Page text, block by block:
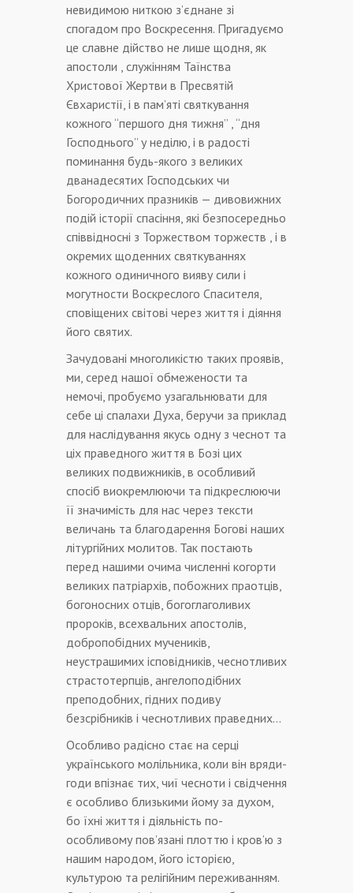
невидимою ниткою з’єднане зі
спогадом про Воскресення. Пригадуємо
це славне дійство не лише щодня, як
апостоли , служінням Таїнства
Христової Жертви в Пресвятій
Євхаристії, і в пам’яті святкування
кожного “першого дня тижня” , “дня
Господнього” у неділю, і в радості
поминання будь-якого з великих
дванадесятих Господських чи
Богородичних празників — дивовижних
подій історії спасіння, які безпосередньо
співвідносні з Торжеством торжеств , і в
окремих щоденних святкуваннях
кожного одиничного вияву сили і
могутности Воскреслого Спасителя,
сповіщених світові через життя і діяння
його святих.
Зачудовані многоликістю таких проявів,
ми, серед нашої обмежености та
немочі, пробуємо узагальнювати для
себе ці спалахи Духа, беручи за приклад
для наслідування якусь одну з чеснот та
ціх праведного життя в Бозі цих
великих подвижників, в особливий
спосіб виокремлюючи та підкреслюючи
її значимість для нас через тексти
величань та благодарення Богові наших
літургійних молитов. Так постають
перед нашими очима численні когорти
великих патріархів, побожних праотців,
богоносних отців, богоглаголивих
пророків, всехвальних апостолів,
добропобідних мучеників,
неустрашимих ісповідників, чеснотливих
страстотерпців, ангелоподібних
преподобних, гідних подиву
безсрібників і чеснотливих праведних…
Особливо радісно стає на серці
українського молільника, коли він вряди-
годи впізнає тих, чиї чесноти і свідчення
є особливо близькими йому за духом,
бо їхні життя і діяльність по-
особливому пов’язані плоттю і кров’ю з
нашим народом, його історією,
культурою та релігійним переживанням.